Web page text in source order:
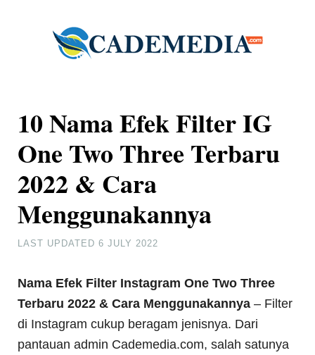
10 Nama Efek Filter IG
One Two Three Terbaru
2022 & Cara
Menggunakannya
LAST UPDATED6 JULY 2022
Nama Efek Filter Instagram One Two Three
Terbaru 2022 & Cara Menggunakannya – Filter
di Instagram cukup beragam jenisnya. Dari
pantauan admin Cademedia.com, salah satunya